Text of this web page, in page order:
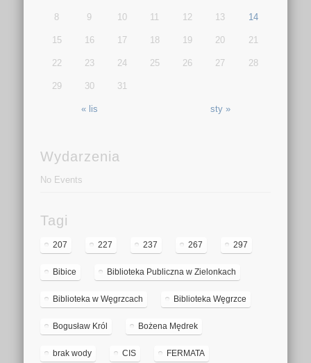
« lis sty »
8 9 10 11 12 13 14
15 16 17 18 19 20 21
22 23 24 25 26 27 28
29 30 31
Wydarzenia
No Events
Tagi
207 227 237 267 297
Bibice Biblioteka Publiczna w Zielonkach
Biblioteka w Węgrzcach Biblioteka Węgrzce
Bogusław Król Bożena Mędrek
brak wody CIS FERMATA